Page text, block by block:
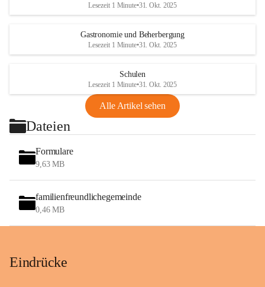
Lesezeit 1 Minute•31. Okt. 2025
Gastronomie und Beherbergung
Lesezeit 1 Minute•31. Okt. 2025
Schulen
Lesezeit 1 Minute•31. Okt. 2025
Alle Artikel sehen
Dateien
Formulare
9,63 MB
familienfreundlichegemeinde
0,46 MB
Eindrücke